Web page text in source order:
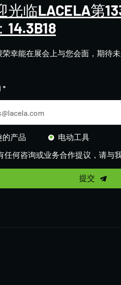
光临LACELA第
14.3B18
荣幸能在展会上与您会面，期待
*
的产品
电动工具
任何咨询或业务合作提议，请与我
提交